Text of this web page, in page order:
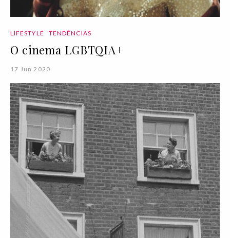
LIFESTYLE TENDÊNCIAS
O cinema LGBTQIA+
17 Jun 2020